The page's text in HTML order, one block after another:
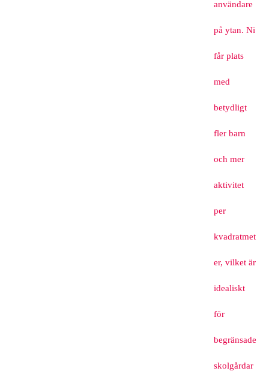
användare
på ytan. Ni
får plats
med
betydligt
fler barn
och mer
aktivitet
per
kvadratmet
er, vilket är
idealiskt
för
begränsade
skolgårdar